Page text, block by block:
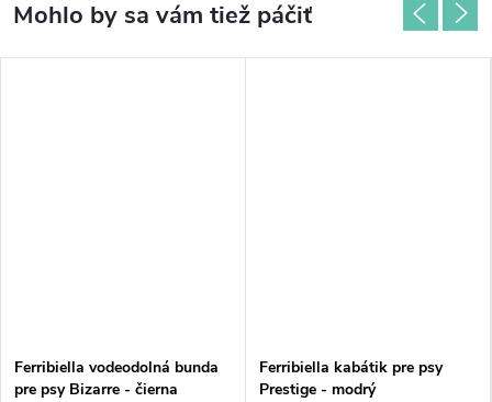
Ferribiella vodeodolná bunda
pre psy Bizarre - čierna
Ferribiella kabátik pre psy
Prestige - modrý